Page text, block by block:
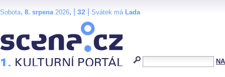
Sobota, 8. srpena2026, | 32 Svátek má Lada